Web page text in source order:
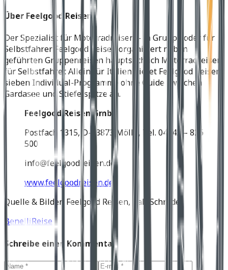
Über Feelgood Reisen
Der Spezialist für Motorradreisen – in Gruppe oder für
Selbstfahrer Feelgood Reisen organisiert neben
geführten Gruppenreisen hauptsächlich Motorradreisen
für Selbstfahrer. Allein für Italien bietet Feelgood Reisen
sieben Individual-Programme ohne Guide zwischen
Gardasee und Stiefelspitze an.
Feelgood Reisen GmbH
Postfach 1315, D-23873 Mölln, Tel. 04542 – 826
500
info@feelgoodreisen.de
www.feelgoodreisen.de
Quelle & Bilder: Feelgood Reisen, Ralf Schröder
BenelliReise
Schreibe einen Kommentar